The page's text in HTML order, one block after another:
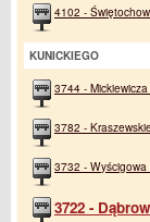
4102 -
KUNICKIEGO
3744 -
3782 -
3732 - Wyścigowa
3722 -